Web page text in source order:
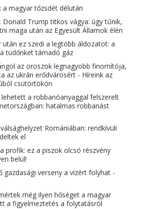
magyar tőzsdét délután
Donald Trump titkos vágya: úgy tűnik,
maga után az Egyesült Államok élén
után ez szedi a legtöbb áldozatot: a
tüdőnket támadó gáz
az oroszok legnagyobb finomítója,
az ukrán erődvárosért - Híreink az
csütörtökön
a robbanóanyaggal felszerelt
hatalmas robbanást
Romániában: rendkívüli
el
profik: ez a piszok olcsó részvény
belül!
gazdasági verseny a vízért folyhat -
még ilyen hőséget a magyar
a figyelmeztetés a folytatásról